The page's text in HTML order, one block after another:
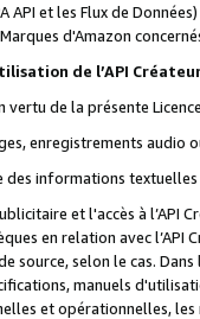
API et les Flux de
d'Amazon
de l’API
vertu de la présente
enregistrements
des informations
et l'accès à l’API
en relation avec l’API
source, selon le cas.
manuels
et opérationnelles, les